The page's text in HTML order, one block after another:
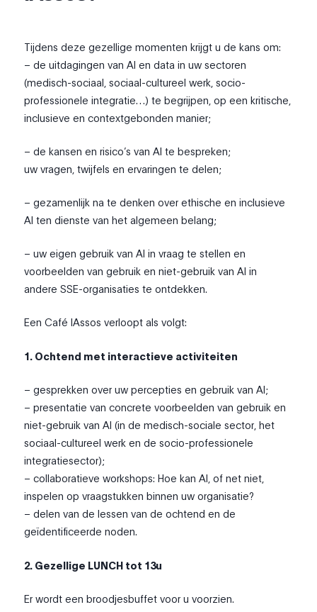
Tijdens deze gezellige momenten krijgt u de kans om:
– de uitdagingen van AI en data in uw sectoren
(medisch-sociaal, sociaal-cultureel werk, socio-
professionele integratie…) te begrijpen, op een kritische,
inclusieve en contextgebonden manier;
– de kansen en risico’s van AI te bespreken;
uw vragen, twijfels en ervaringen te delen;
– gezamenlijk na te denken over ethische en inclusieve
AI ten dienste van het algemeen belang;
– uw eigen gebruik van AI in vraag te stellen en
voorbeelden van gebruik en niet-gebruik van AI in
andere SSE-organisaties te ontdekken.
Een Café IAssos verloopt als volgt:
1. Ochtend met interactieve activiteiten
– gesprekken over uw percepties en gebruik van AI;
– presentatie van concrete voorbeelden van gebruik en
niet-gebruik van AI (in de medisch-sociale sector, het
sociaal-cultureel werk en de socio-professionele
integratiesector);
– collaboratieve workshops: Hoe kan AI, of net niet,
inspelen op vraagstukken binnen uw organisatie?
– delen van de lessen van de ochtend en de
geïdentificeerde noden.
2. Gezellige LUNCH tot 13u
Er wordt een broodjesbuffet voor u voorzien.